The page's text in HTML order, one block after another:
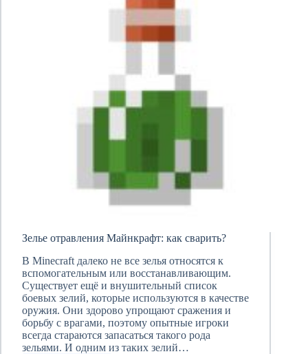
Зелье отравления Майнкрафт: как сварить?
В Minecraft далеко не все зелья относятся к
вспомогательным или восстанавливающим.
Существует ещё и внушительный список
боевых зелий, которые используются в качестве
оружия. Они здорово упрощают сражения и
борьбу с врагами, поэтому опытные игроки
всегда стараются запасаться такого рода
зельями. И одним из таких зелий…